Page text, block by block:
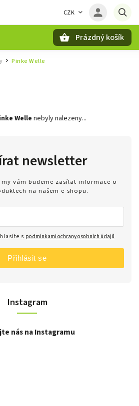
CZK
Prázdný košík
/ Pinke Welle
Welle nebyly nalezeny...
Instagram
nás na Instagramu
newsletter
vám budeme zasílat informace o
na našem e-shopu.
s podmínkami ochrany osobních údajů
Přihlásit se